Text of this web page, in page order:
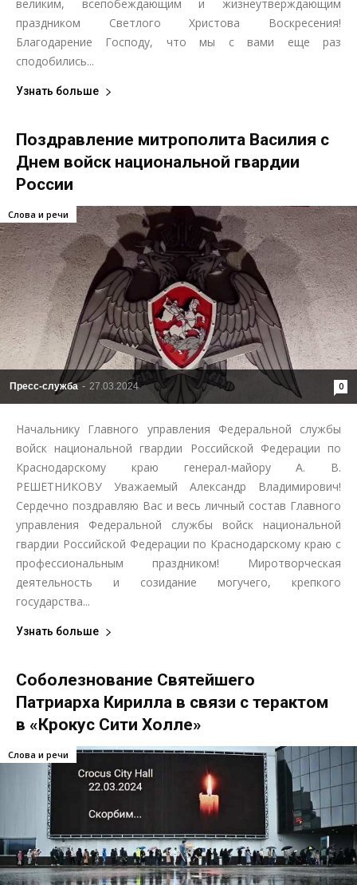
великим, всепобеждающим и жизнеутверждающим
праздником Светлого Христова Воскресения!
Благодарение Господу, что мы с вами еще раз
сподобились...
Узнать больше
Поздравление митрополита Василия с
Днем войск национальной гвардии
России
Пресс-служба - 27.03.2024 0
Слова и речи
Начальнику Главного управления Федеральной службы
войск национальной гвардии Российской Федерации по
Краснодарскому краю генерал-майору А. В.
РЕШЕТНИКОВУ Уважаемый Александр Владимирович!
Сердечно поздравляю Вас и весь личный состав Главного
управления Федеральной службы войск национальной
гвардии Российской Федерации по Краснодарскому краю с
профессиональным праздником! Миротворческая
деятельность и созидание могучего, крепкого
государства...
Узнать больше
Соболезнование Святейшего
Патриарха Кирилла в связи с терактом
в «Крокус Сити Холле»
Слова и речи